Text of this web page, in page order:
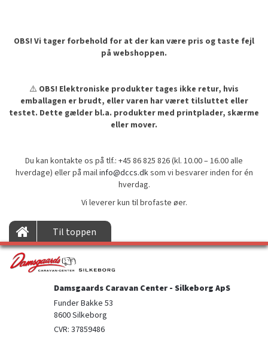
OBS! Vi tager forbehold for at der kan være pris og taste fejl
på webshoppen.
⚠️ OBS! Elektroniske produkter tages ikke retur, hvis
emballagen er brudt, eller varen har været tilsluttet eller
testet. Dette gælder bl.a. produkter med printplader, skærme
eller mover.
Du kan kontakte os på tlf.: +45 86 825 826 (kl. 10.00 – 16.00 alle
hverdage) eller på mailinfo@dccs.dksom vi besvarer inden for én
hverdag.
Vi leverer kun til brofaste øer.
Til toppen
Damsgaards Caravan Center - Silkeborg ApS
Funder Bakke 53
8600 Silkeborg
CVR: 37859486